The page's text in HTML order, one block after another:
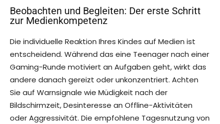
Beobachten und Begleiten: Der erste Schritt
zur Medienkompetenz
Die individuelle Reaktion Ihres Kindes auf Medien ist
entscheidend. Während das eine Teenager nach einer
Gaming-Runde motiviert an Aufgaben geht, wirkt das
andere danach gereizt oder unkonzentriert. Achten
Sie auf Warnsignale wie Müdigkeit nach der
Bildschirmzeit, Desinteresse an Offline-Aktivitäten
oder Aggressivität. Die empfohlene Tagesnutzung von